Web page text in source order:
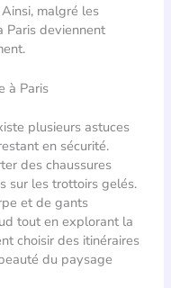
malgré les
Paris deviennent
à Paris
plusieurs astuces
en sécurité.
des chaussures
sur les trottoirs gelés.
et de gants
tout en explorant la
choisir des itinéraires
du paysage